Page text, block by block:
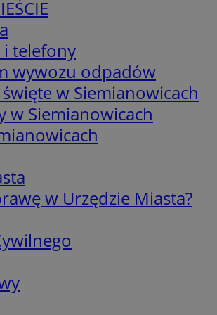
i telefony
wywozu odpadów
w Siemianowicach
w Siemianowicach
w Urzędzie Miasta?